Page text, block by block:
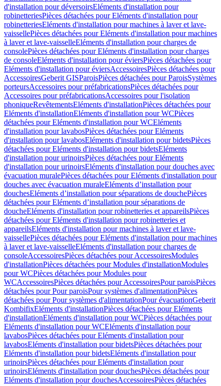
d'installation pour déversoirsEléments d'installation pour
robinetteriesPièces détachées pour Eléments d'installation pour
robinetteriesEléments d'installation pour machines à laver et lave-
vaissellePièces détachées pour Eléments d'installation pour machines
à laver et lave-vaisselleEléments d'installation pour charges de
consolePièces détachées pour Eléments d'installation pour charges
de consoleEléments d'installation pour éviersPièces détachées pour
Eléments d'installation pour éviersAccessoiresPièces détachées pour
AccessoiresGeberit GISParoisPièces détachées pour ParoisSystèmes
porteursAccessoires pour préfabricationsPièces détachées pour
Accessoires pour préfabricationsAccessoires pour l'isolation
phoniqueRevêtementsEléments d'installationPièces détachées pour
Eléments d'installationEléments d'installation pour WCPièces
détachées pour Eléments d'installation pour WCEléments
d'installation pour lavabosPièces détachées pour Eléments
d'installation pour lavabosEléments d'installation pour bidetsPièces
détachées pour Eléments d'installation pour bidetsEléments
d'installation pour urinoirsPièces détachées pour Eléments
d'installation pour urinoirsEléments d'installation pour douches avec
évacuation muralePièces détachées pour Eléments d'installation pour
douches avec évacuation muraleEléments d’installation pour
douchesEléments d’installation pour séparations de douchePièces
détachées pour Eléments d’installation pour séparations de
doucheEléments d'installation pour robinetteries et appareilsPièces
détachées pour Eléments d'installation pour robinetteries et
appareilsEléments d'installation pour machines à laver et lave-
vaissellePièces détachées pour Eléments d'installation pour machines
à laver et lave-vaisselleEléments d'installation pour charges de
consoleAccessoiresPièces détachées pour AccessoiresModules
d'installationPièces détachées pour Modules d'installationModules
pour WCPièces détachées pour Modules pour
WCAccessoiresPièces détachées pour AccessoiresPour paroisPièces
détachées pour Pour paroisPour systèmes d'alimentationPièces
détachées pour Pour systèmes d'alimentationPour évacuationGeberit
KombifixEléments d'installationPièces détachées pour Eléments
d'installationEléments d'installation pour WCPièces détachées pour
Eléments d'installation pour WCEléments d'installation pour
lavabosPièces détachées pour Eléments d'installation pour
lavabosEléments d'installation pour bidetsPièces détachées pour
Eléments d'installation pour bidetsEléments d'installation pour
urinoirsPièces détachées pour Eléments d'installation pour
urinoirsEléments d'installation pour douchesPièces détachées pour
Eléments d'installation pour douchesAccessoiresPièces détachées